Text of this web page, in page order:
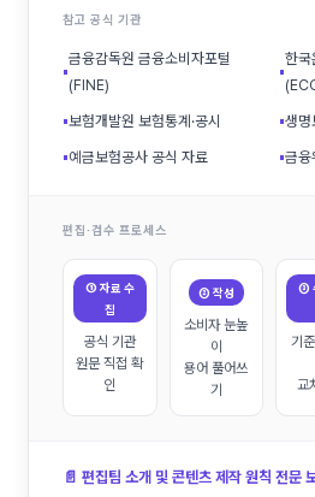
참고 공식 기관
▪
금융감독원 금융소비자포털
(FINE)
▪
한국
▪보험개발원 보험통계·공시 ▪생명
▪예금보험공사 공식 자료 ▪금융
편집·검수 프로세스
① 자료 수
집
공식 기관
원문 직접 확
인
② 작성
소비자 눈높
이
용어 풀어쓰
기
③
기
교
📄 편집팀 소개 및 콘텐츠 제작 원칙 전문